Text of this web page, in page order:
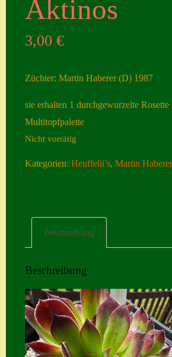
Aktinos
3,00€
Züchter: Martin Haberer (D) 1987
sie erhalten 1 durchgewurzelte Rosette
Multitopfpalette
Nicht vorrätig
Kategorien:Heuffelii’s,Martin
Beschreibung
Beschreibung